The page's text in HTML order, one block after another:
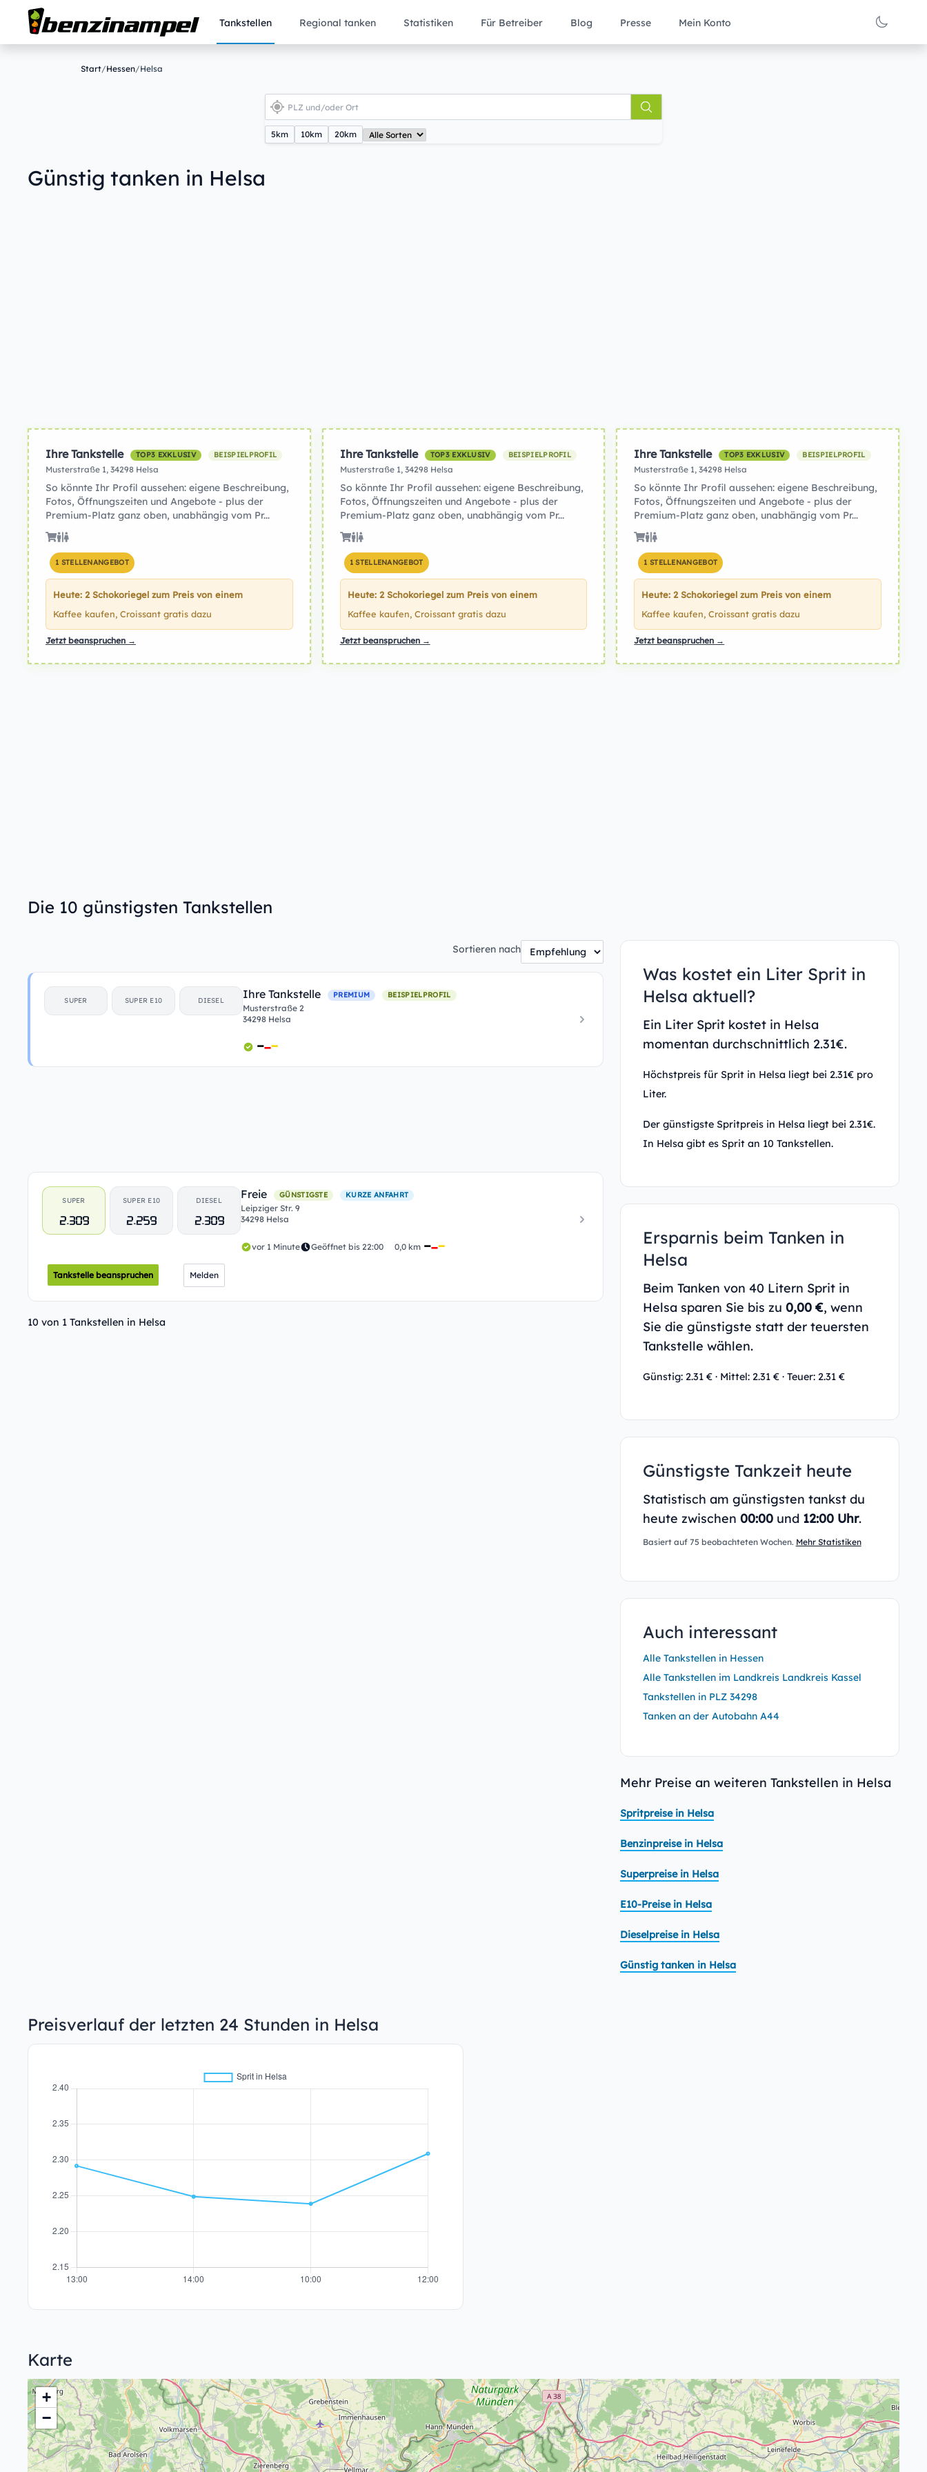
Tankstellen Regional tanken Statistiken Für Betreiber Blog Presse Mein Konto
Start/Hessen/Helsa
5km 10km 20km
Günstig tanken in Helsa
Ihre Tankstelle TOP3 EXKLUSIV BEISPIELPROFIL
Musterstraße 1, 34298 Helsa
So könnte Ihr Profil aussehen: eigene Beschreibung,
Fotos, Öffnungszeiten und Angebote - plus der
Premium-Platz ganz oben, unabhängig vom Pr...
1 STELLENANGEBOT
Heute: 2 Schokoriegel zum Preis von einem
Kaffee kaufen, Croissant gratis dazu
Jetzt beanspruchen →
Ihre Tankstelle TOP3 EXKLUSIV BEISPIELPROFIL
Musterstraße 1, 34298 Helsa
So könnte Ihr Profil aussehen: eigene Beschreibung,
Fotos, Öffnungszeiten und Angebote - plus der
Premium-Platz ganz oben, unabhängig vom Pr...
1 STELLENANGEBOT
Heute: 2 Schokoriegel zum Preis von einem
Kaffee kaufen, Croissant gratis dazu
Jetzt beanspruchen →
Ihre Tankstelle TOP3 EXKLUSIV BEISPIELPROFIL
Musterstraße 1, 34298 Helsa
So könnte Ihr Profil aussehen: eigene Beschreibung,
Fotos, Öffnungszeiten und Angebote - plus der
Premium-Platz ganz oben, unabhängig vom Pr...
1 STELLENANGEBOT
Heute: 2 Schokoriegel zum Preis von einem
Kaffee kaufen, Croissant gratis dazu
Jetzt beanspruchen →
Die 10 günstigsten Tankstellen
Sortieren nach
SUPER SUPER E10 DIESEL Ihre Tankstelle PREMIUM BEISPIELPROFIL
Musterstraße 2
34298 Helsa
SUPER
2.309
SUPER E10
2.259
DIESEL
2.309
Freie GÜNSTIGSTE KURZE ANFAHRT
Leipziger Str. 9
34298 Helsa
vor 1 Minute Geöffnet bis 22:00 0,0 km
Tankstelle beanspruchen Melden
10 von 1 Tankstellen in Helsa
Was kostet ein Liter Sprit in
Helsa aktuell?
Ein Liter Sprit kostet in Helsa
momentan durchschnittlich 2.31€.
Höchstpreis für Sprit in Helsa liegt bei 2.31€ pro
Liter.
Der günstigste Spritpreis in Helsa liegt bei 2.31€.
In Helsa gibt es Sprit an 10 Tankstellen.
Ersparnis beim Tanken in
Helsa
Beim Tanken von 40 Litern Sprit in
Helsa sparen Sie bis zu 0,00 €, wenn
Sie die günstigste statt der teuersten
Tankstelle wählen.
Günstig: 2.31 € · Mittel: 2.31 € · Teuer: 2.31 €
Günstigste Tankzeit heute
Statistisch am günstigsten tankst du
heute zwischen 00:00und 12:00 Uhr.
Basiert auf 75 beobachteten Wochen. Mehr Statistiken
Auch interessant
Alle Tankstellen in Hessen
Alle Tankstellen im Landkreis Landkreis Kassel
Tankstellen in PLZ 34298
Tanken an der Autobahn A44
Mehr Preise an weiteren Tankstellen in Helsa
Spritpreise in Helsa
Benzinpreise in Helsa
Superpreise in Helsa
E10-Preise in Helsa
Dieselpreise in Helsa
Günstig tanken in Helsa
Preisverlauf der letzten 24 Stunden in Helsa
Karte
+
−